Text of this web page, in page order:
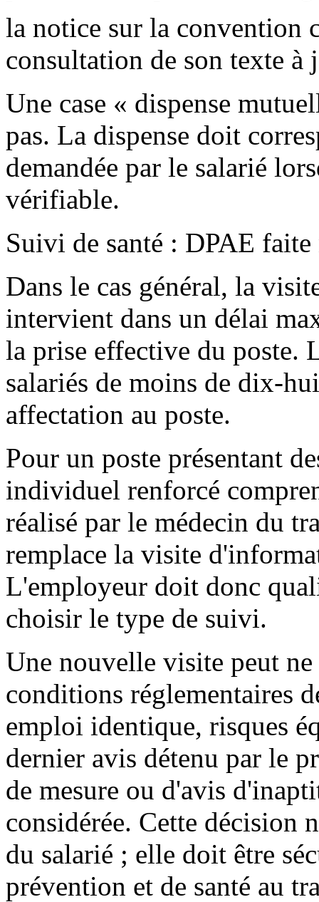
la notice sur la convention
consultation de son texte à
Une case « dispense
pas. La dispense doit
demandée par le salarié
vérifiable.
Suivi de santé : DPAE
Dans le cas général, la
intervient dans un délai
la prise effective du poste.
salariés de moins de dix-
affectation au poste.
Pour un poste présentant
individuel renforcé
réalisé par le médecin du
remplace la visite
L'employeur doit donc
choisir le type de suivi.
Une nouvelle visite peut ne
conditions réglementaires
emploi identique, risques
dernier avis détenu par le
de mesure ou d'avis
considérée. Cette décision
du salarié ; elle doit être
prévention et de santé au